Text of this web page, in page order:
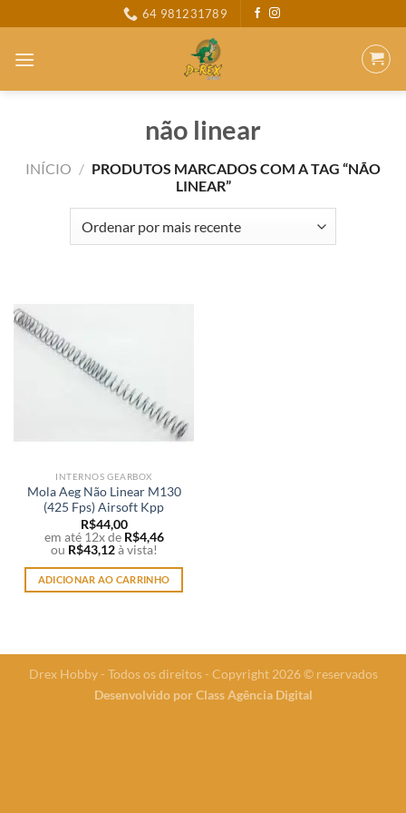
to
content
64 981231789
não linear
INÍCIO / PRODUTOS MARCADOS COM A TAG “NÃO
LINEAR”
INTERNOS GEARBOX
Mola Aeg Não Linear M130
(425 Fps) Airsoft Kpp
R$44,00
em até 12x de R$4,46
ou R$43,12 à vista!
ADICIONAR AO CARRINHO
Drex Hobby - Todos os direitos - Copyright 2026 © reservados
Desenvolvido porClass Agência Digital